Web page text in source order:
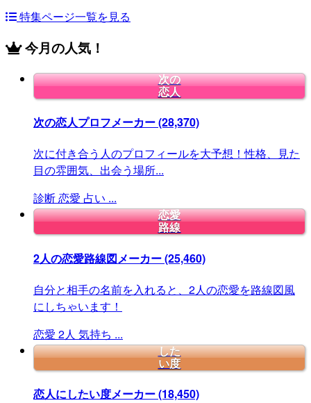
特集ページ一覧を見る
今月の人気！
次の
恋人
次の恋人プロフメーカー(28,370)
次に付き合う人のプロフィールを大予想！性格、見た
目の雰囲気、出会う場所...
診断恋愛 占い ...
恋愛
路線
2人の恋愛路線図メーカー(25,460)
自分と相手の名前を入れると、2人の恋愛を路線図風
にしちゃいます！
恋愛 2人 気持ち ...
した
い度
恋人にしたい度メーカー(18,450)